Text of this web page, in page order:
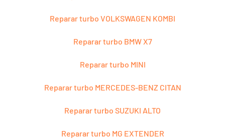
Reparar turbo VOLKSWAGEN KOMBI
Reparar turbo BMW X7
Reparar turbo MINI
Reparar turbo MERCEDES-BENZ CITAN
Reparar turbo SUZUKI ALTO
Reparar turbo MG EXTENDER